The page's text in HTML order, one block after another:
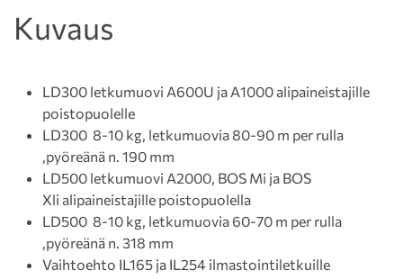
Kuvaus
LD300 letkumuovi A600U ja A1000 alipaineistajille
poistopuolelle
LD300 8-10 kg, letkumuovia 80-90 m per rulla
,pyöreänä n. 190 mm
LD500 letkumuovi A2000, BOS Mi ja BOS
Xli alipaineistajille poistopuolella
LD500 8-10 kg, letkumuovia 60-70 m per rulla
,pyöreänä n. 318 mm
Vaihtoehto IL165 ja IL254 ilmastointiletkuille